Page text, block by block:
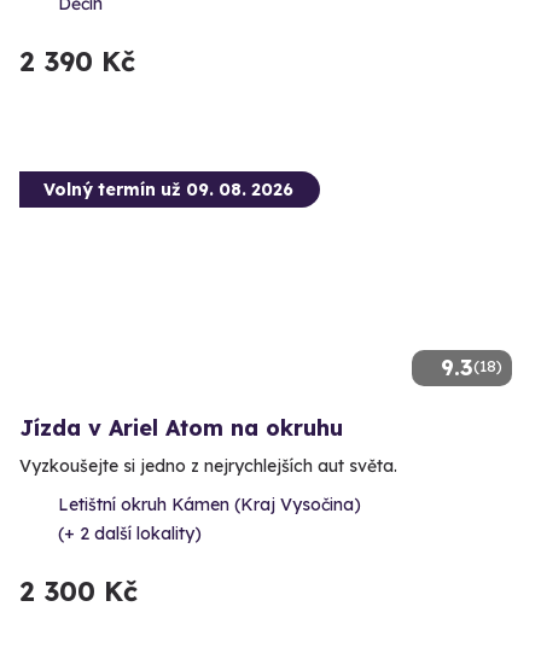
2 390 Kč
9.3(18)
Volný termín už 09. 08. 2026
Jízda v Ariel Atom na okruhu
Vyzkoušejte si jedno z nejrychlejších aut světa.
Letištní okruh Kámen (Kraj Vysočina)
(+ 2 další lokality)
2 300 Kč